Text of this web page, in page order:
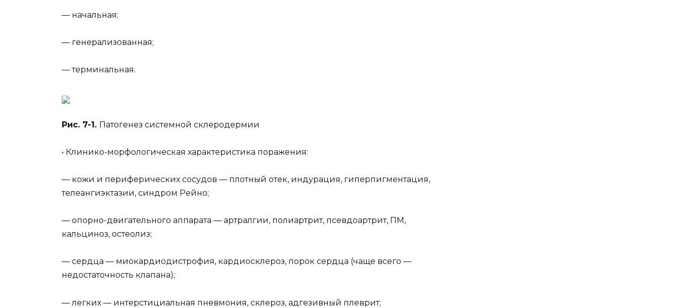
— начальная;
— генерализованная;
— терминальная.
Рис. 7-1. Патогенез системной склеродермии
• Клинико-морфологическая характеристика поражения:
— кожи и периферических сосудов — плотный отек, индурация, гиперпигментация,
телеангиэктазии, синдром Рейно;
— опорно-двигательного аппарата — артралгии, полиартрит, псевдоартрит, ПМ,
кальциноз, остеолиз;
— сердца — миокардиодистрофия, кардиосклероз, порок сердца (чаще всего —
недостаточность клапана);
— легких — интерстициальная пневмония, склероз, адгезивный плеврит;